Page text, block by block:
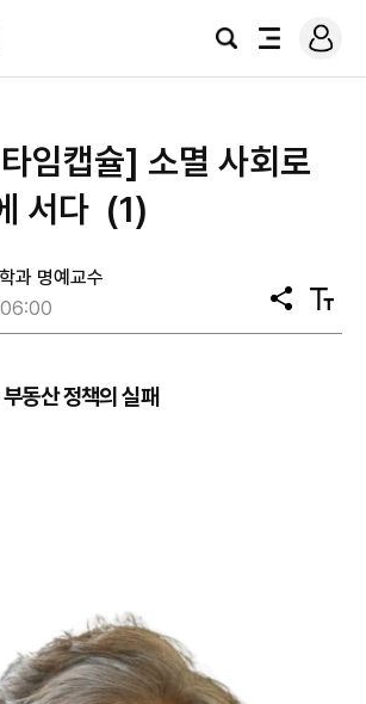
검
전
로
그
임캡슐] 소멸 사회로
서다 (1)
과 명예교수
공
유
텍
스
동산 정책의 실패